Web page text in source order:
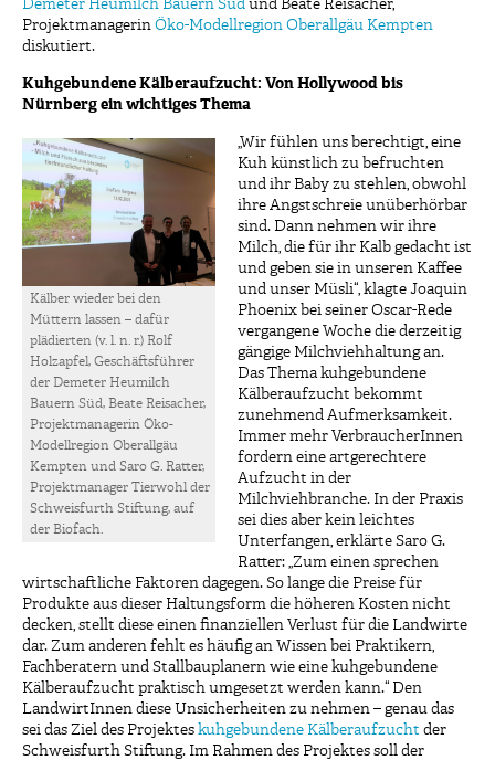
Demeter Heumilch Bauern Süd und Beate Reisacher,
Projektmanagerin Öko-Modellregion Oberallgäu Kempten
diskutiert.
Kuhgebundene Kälberaufzucht: Von Hollywood bis
Nürnberg ein wichtiges Thema
Kälber wieder bei den
Müttern lassen – dafür
plädierten (v. l. n. r.) Rolf
Holzapfel, Geschäftsführer
der Demeter Heumilch
Bauern Süd, Beate Reisacher,
Projektmanagerin Öko-
Modellregion Oberallgäu
Kempten und Saro G. Ratter,
Projektmanager Tierwohl der
Schweisfurth Stiftung, auf
der Biofach.
„Wir fühlen uns berechtigt, eine
Kuh künstlich zu befruchten
und ihr Baby zu stehlen, obwohl
ihre Angstschreie unüberhörbar
sind. Dann nehmen wir ihre
Milch, die für ihr Kalb gedacht ist
und geben sie in unseren Kaffee
und unser Müsli“, klagte Joaquin
Phoenix bei seiner Oscar-Rede
vergangene Woche die derzeitig
gängige Milchviehhaltung an.
Das Thema kuhgebundene
Kälberaufzucht bekommt
zunehmend Aufmerksamkeit.
Immer mehr VerbraucherInnen
fordern eine artgerechtere
Aufzucht in der
Milchviehbranche. In der Praxis
sei dies aber kein leichtes
Unterfangen, erklärte Saro G.
Ratter: „Zum einen sprechen
wirtschaftliche Faktoren dagegen. So lange die Preise für
Produkte aus dieser Haltungsform die höheren Kosten nicht
decken, stellt diese einen finanziellen Verlust für die Landwirte
dar. Zum anderen fehlt es häufig an Wissen bei Praktikern,
Fachberatern und Stallbauplanern wie eine kuhgebundene
Kälberaufzucht praktisch umgesetzt werden kann.“ Den
LandwirtInnen diese Unsicherheiten zu nehmen – genau das
sei das Ziel des Projektes kuhgebundene Kälberaufzucht der
Schweisfurth Stiftung. Im Rahmen des Projektes soll der